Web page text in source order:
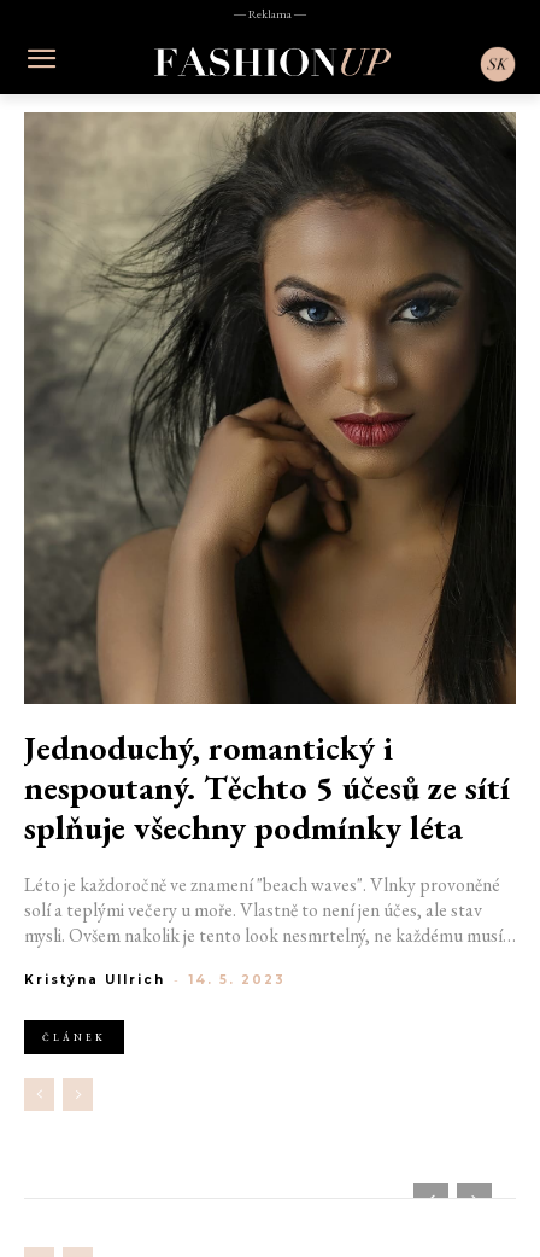
― Reklama ―
Jednoduchý, romantický i
nespoutaný. Těchto 5 účesů ze sítí
splňuje všechny podmínky léta
Léto je každoročně ve znamení "beach waves". Vlnky provoněné
solí a teplými večery u moře. Vlastně to není jen účes, ale stav
mysli. Ovšem nakolik je tento look nesmrtelný, ne každému musí
volit mezi jednoduchostí, trendy a praktickou stránkou věci.
dostatečně romantické na to, aby měla letní láska dveře dokořán.
Kristýna Ullrich - 14. 5. 2023
ČLÁNEK